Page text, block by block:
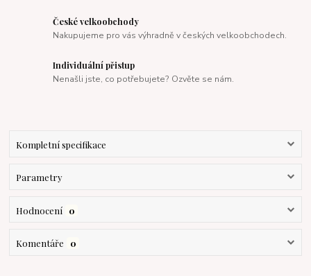
České velkoobchody
Nakupujeme pro vás výhradně v českých velkoobchodech.
Individuální přistup
Nenašli jste, co potřebujete? Ozvěte se nám.
Kompletní specifikace
Parametry
Hodnocení 0
Komentáře 0